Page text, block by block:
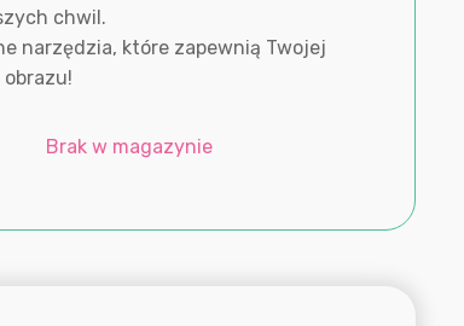
chwil.
narzędzia, które zapewnią Twojej
obrazu!
Brak w magazynie